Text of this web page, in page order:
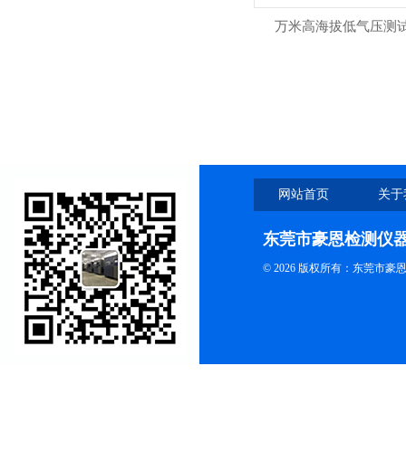
万米高海拔低气压测
网站首页 关
东莞市豪恩检测仪
© 2026 版权所有：东莞市豪